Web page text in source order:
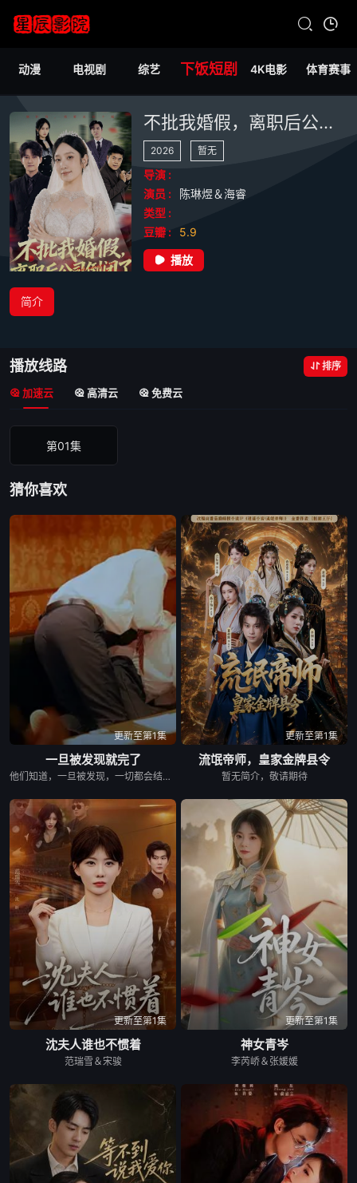
动漫 电视剧 综艺 下饭短剧 4K电影 体育赛事
不批我婚假，离职后公司倒闭了
2026 暂无
导演 :
演员 :
陈琳煜＆海睿
类型 :
豆瓣 :
5.9
播放
简介
播放线路 排序
加速云 高清云 免费云
第01集
猜你喜欢
更新至第1集
一旦被发现就完了
他们知道，一旦被发现，一切都会结束。 &nbsp; &nbsp; &nbsp; &nbsp; &nbsp; &nbsp; &nbsp; &nbsp; &nbsp; &nbsp; &nbsp; &nbsp; &nbsp; &nbsp; &nbsp; &nbsp; &nbsp; &nbsp; &nbsp; &nbsp; &nbsp; &nbsp; &nbsp; &nbsp; &nbsp; &nbsp; &nbsp; &nbsp; &nbsp; &nbsp; &nbsp; &nbsp; &nbsp; &nbsp; &nbsp; 一对高中情侣努力守护他们的秘密恋情， &nbsp; &nbsp; &nbsp; &nbsp; &nbsp; &nbsp; &nbsp; &nbsp; &nbsp; &nbsp; &nbsp; &nbsp; &nbsp; &nbsp; &nbsp; &nbsp; &nbsp; &nbsp; &nbsp; &nbsp; &nbsp; &nbsp; &nbsp; &nbsp; &nbsp; &nbsp; &nbsp; &nbsp; &nbsp; &nbsp; &nbsp; &nbsp; &nbsp; &nbsp; &nbsp; 在嫉妒、误解和被发现的恐惧中艰难前行。 &nbsp; &nbsp; &nbsp; &nbsp; &nbsp; &nbsp; &nbsp; &nbsp; &nbsp; &nbsp; &nbsp; &nbsp; &nbsp; &nbsp; &nbsp; &nbsp; &nbsp; &nbsp; &nbsp; &nbsp; &nbsp; &nbsp; &nbsp; &nbsp; &nbsp; &nbsp; &nbsp; &nbsp; &nbsp; &nbsp; &nbsp; &nbsp; &nbsp; &nbsp; &nbsp; 他们的爱情始于学校空无一人的体育器材室。 &nbsp; &nbsp; &nbsp; &nbsp; &nbsp; &nbsp; &nbsp; &nbsp; &nbsp; &nbsp; &nbsp; &nbsp; &nbsp; &nbsp; &nbsp; &nbsp; &nbsp; &nbsp; &nbsp; &nbsp; &nbsp; &nbsp; &nbsp; &nbsp; &nbsp; &nbsp; &nbsp; &nbsp; &nbsp; &nbsp; &nbsp; &nbsp; &nbsp; &nbsp; &nbsp; 他们立下一个约定： &nbsp; &nbsp; &nbsp; &nbsp; &nbsp; &nbsp; &nbsp; &nbsp; &nbsp; &nbsp; &nbsp; &nbsp; &nbsp; &nbsp; &nbsp; &nbsp; &nbsp; &nbsp; &nbsp; &nbsp; &nbsp; &nbsp; &nbsp; &nbsp; &nbsp; &nbsp; &nbsp; &nbsp; &nbsp; &nbsp; &nbsp; &nbsp; &nbsp; &nbsp; &nbsp; 「如果有人发现我们的关系，我们就分手。」 &nbsp; &nbsp; &nbsp; &nbsp; &nbsp; &nbsp; &nbsp; &nbsp; &nbsp; &nbsp; &nbsp; &nbsp; &nbsp; &nbsp; &nbsp; &nbsp; &nbsp; &nbsp; &nbsp; &nbsp; &nbsp; &nbsp; &nbsp; &nbsp; &nbsp; &nbsp; &nbsp; &nbsp; &nbsp; &nbsp; &nbsp; &nbsp; &nbsp; &nbsp; &nbsp; 他们相爱——却不得不隐藏。 &nbsp; &nbsp; &nbsp; &nbsp; &nbsp; &nbsp; &nbsp; &nbsp; &nbsp; &nbsp; &nbsp; &nbsp; &nbsp; &nbsp; &nbsp; &nbsp; &nbsp; &nbsp; &nbsp; &nbsp; &nbsp; &nbsp; &nbsp; &nbsp; &nbsp; &nbsp; &nbsp; &nbsp; &nbsp; &nbsp; &nbsp; &nbsp; &nbsp; &nbsp; &nbsp; 一个关于两个少年在冲突、距离与脆弱中学会爱的动人成长故事。
更新至第1集
流氓帝师，皇家金牌县令
暂无简介，敬请期待
更新至第1集
沈夫人谁也不惯着
范瑞雪＆宋骏
更新至第1集
神女青岑
李芮峤＆张媛媛